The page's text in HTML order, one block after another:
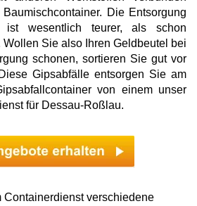
Die Entsorgung
ist wesentlich teurer, als schon
Wollen Sie also Ihren Geldbeutel bei
schonen, sortieren Sie gut vor
Gipsabfälle entsorgen Sie am
von einem unser
für Dessau-Roßlau.
Containerdienst verschiedene